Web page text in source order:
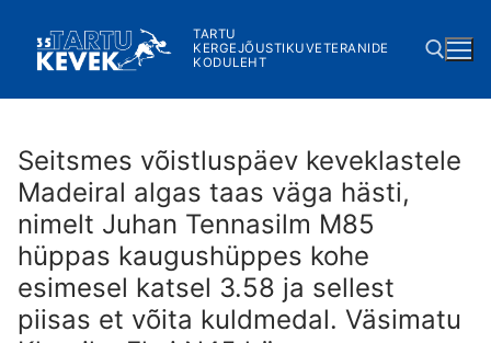
content
TARTU
KERGEJÕUSTIKUVETERANIDE
KODULEHT
Seitsmes võistluspäev keveklastele
Madeiral algas taas väga hästi,
nimelt Juhan Tennasilm M85
hüppas kaugushüppes kohe
esimesel katsel 3.58 ja sellest
piisas et võita kuldmedal. Väsimatu